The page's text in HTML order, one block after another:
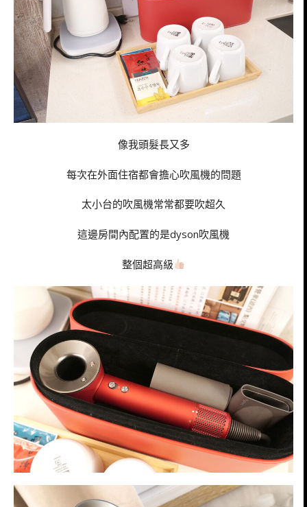
像我頭髮長又多
每次在外面住宿都會擔心吹風機的問題
太小台的吹風機常常都要吹超久
這邊房間內配置的是dyson吹風機
整個超高級